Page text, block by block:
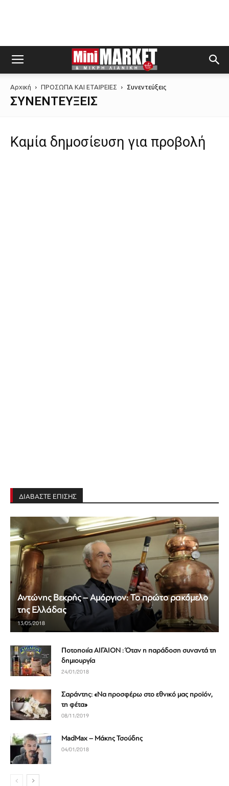
Αρχική ΠΡΟΣΩΠΑ ΚΑΙ ΕΤΑΙΡΕΙΕΣ Συνεντεύξεις
ΣΥΝΕΝΤΕΎΞΕΙΣ
Καμία δημοσίευση για προβολή
ΔΙΑΒΑΣΤΕ ΕΠΙΣΗΣ
Αντώνης Βεκρής – Αμόργιον: Το πρώτο ρακόμελο
της Ελλάδας
13/05/2018
Ποτοποιία ΑΙΓΑΙΟΝ : Όταν η παράδοση συναντά τη
δημιουργία
24/01/2018
Σαράντης: «Να προσφέρω στο εθνικό μας προϊόν,
τη φέτα»
08/11/2019
MadMax – Μάκης Τσούδης
04/01/2018